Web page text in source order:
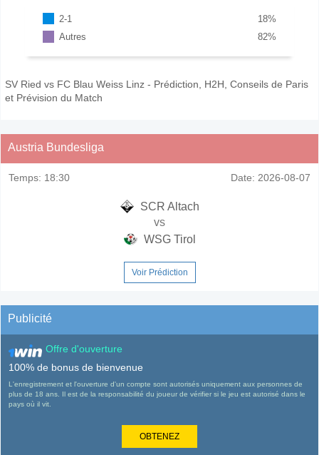
2-1 %
18
Autres
%
82
SV Ried vs FC Blau Weiss Linz - Prédiction, H2H, Conseils de Paris
et Prévision du Match
Austria Bundesliga
Temps: 18:30 Date: 2026-08-07
SCR Altach
vs
WSG Tirol
Voir Prédiction
Publicité
Offre d'ouverture
100% de bonus de bienvenue
L'enregistrement et l'ouverture d'un compte sont autorisés uniquement aux personnes de
plus de 18 ans. Il est de la responsabilité du joueur de vérifier si le jeu est autorisé dans le
pays où il vit.
OBTENEZ